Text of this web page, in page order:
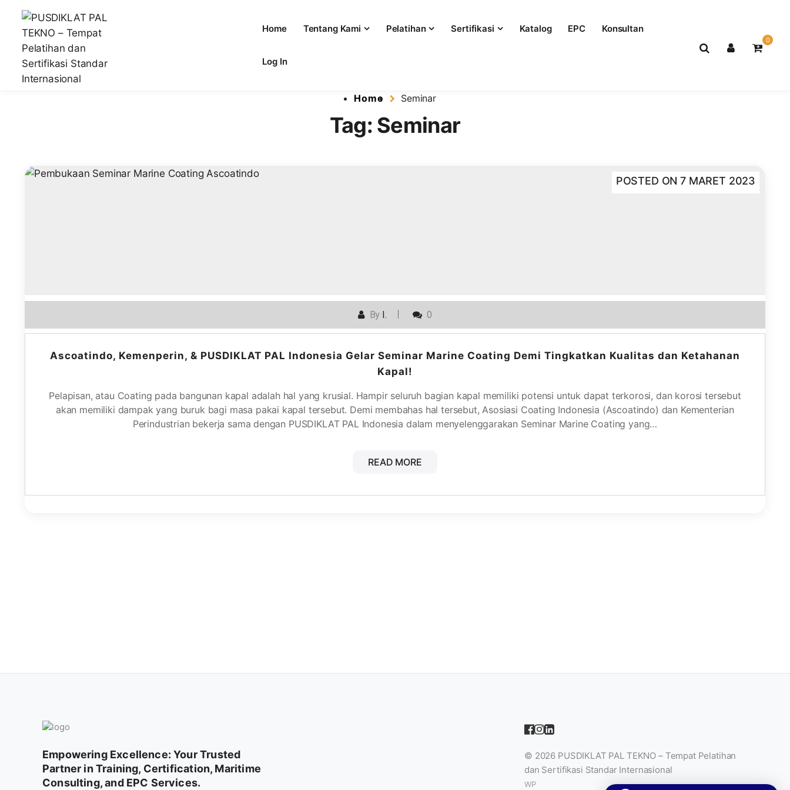
PUSDIKLAT PAL TEKNO – Tempat Pelatihan dan Sertifikasi Standar Internasional
Home Tentang Kami Pelatihan Sertifikasi Katalog EPC Konsultan
Log In
0
Home Seminar
Tag: Seminar
POSTED ON7 MARET 2023
By I. 0
Ascoatindo, Kemenperin, & PUSDIKLAT PAL Indonesia Gelar Seminar Marine Coating Demi Tingkatkan Kualitas dan Ketahanan
Kapal!
Pelapisan, atau Coating pada bangunan kapal adalah hal yang krusial. Hampir seluruh bagian kapal memiliki potensi untuk dapat terkorosi, dan korosi tersebut
akan memiliki dampak yang buruk bagi masa pakai kapal tersebut. Demi membahas hal tersebut, Asosiasi Coating Indonesia (Ascoatindo) dan Kementerian
Perindustrian bekerja sama dengan PUSDIKLAT PAL Indonesia dalam menyelenggarakan Seminar Marine Coating yang…
READ MORE
Empowering Excellence: Your Trusted
Partner in Training, Certification, Maritime
Consulting, and EPC Services.
© 2026 PUSDIKLAT PAL TEKNO – Tempat Pelatihan
dan Sertifikasi Standar Internasional
WP